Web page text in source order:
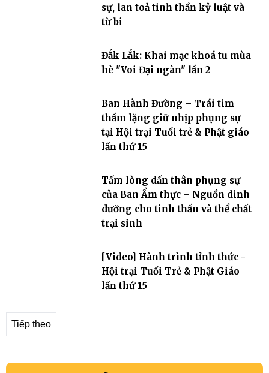
sự, lan toả tinh thần kỷ luật và
từ bi
Đắk Lắk: Khai mạc khoá tu mùa
hè "Voi Đại ngàn" lần 2
Ban Hành Đường – Trái tim
thầm lặng giữ nhịp phụng sự
tại Hội trại Tuổi trẻ & Phật giáo
lần thứ 15
Tấm lòng dấn thân phụng sự
của Ban Ẩm thực – Nguồn dinh
dưỡng cho tinh thần và thể chất
trại sinh
[Video] Hành trình tỉnh thức -
Hội trại Tuổi Trẻ & Phật Giáo
lần thứ 15
Tiếp theo